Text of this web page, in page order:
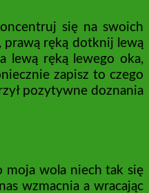
się na swoich
prawą ręką dotknij lewą
lewą ręką lewego oka,
zapisz to czego
pozytywne doznania
moja wola niech tak się
wzmacnia a wracając